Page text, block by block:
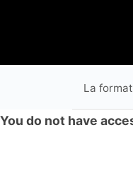
La
You do not have